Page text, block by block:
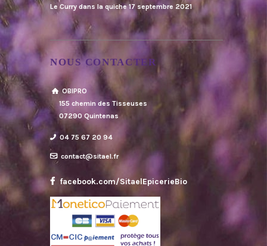
Le Curry dans la quiche 17 septembre 2021
NOUS CONTACTER
OBIPRO
155 chemin des Tisseuses
07290 Quintenas
04 75 67 20 94
contact@sitael.fr
facebook.com/SitaelEpicerieBio